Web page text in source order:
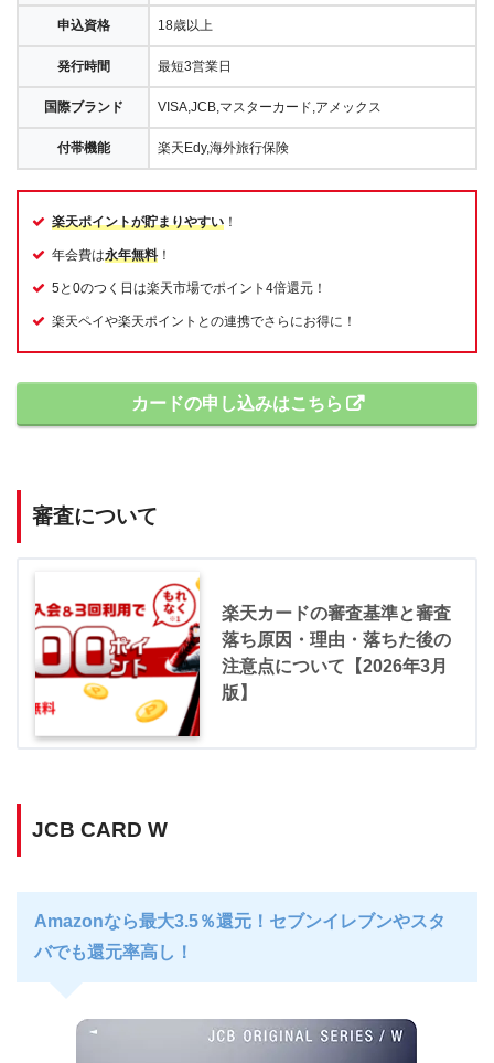
申込資格 18歳以上
発行時間 最短3営業日
国際ブランド VISA,JCB,マスターカード,アメックス
付帯機能 楽天Edy,海外旅行保険
楽天ポイントが貯まりやすい ！
年会費は永年無料 ！
5と0のつく日は楽天市場でポイント4倍還元！
楽天ペイや楽天ポイントとの連携でさらにお得に！
カードの申し込みはこちら
審査について
楽天カードの審査基準と審査
落ち原因・理由・落ちた後の
注意点について【2026年3月
版】
JCB CARD W
Amazonなら最大3.5％還元！セブンイレブンやスタ
バでも還元率高し！